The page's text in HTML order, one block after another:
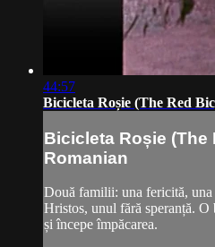
44:57
Bicicleta Roșie (The Red
Bicicleta Roșie (The
Romanian
Două familii: una fericită,
Hristos, unul fără speranță.
și începe împăcarea.